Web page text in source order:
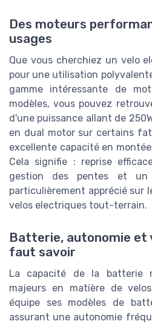
Des moteurs
usages
Que vous cherchiez un velo
pour une utilisation
gamme intéressante de
modèles, vous pouvez
d'une puissance allant de
en dual motor sur certains
excellente capacité en
Cela signifie : reprise
gestion des pentes et un
particulièrement apprécié sur
velos electriques tout-terrain.
Batterie, autonomie et
faut savoir
La capacité de la batterie
majeurs en matière de
équipe ses modèles de
assurant une autonomie